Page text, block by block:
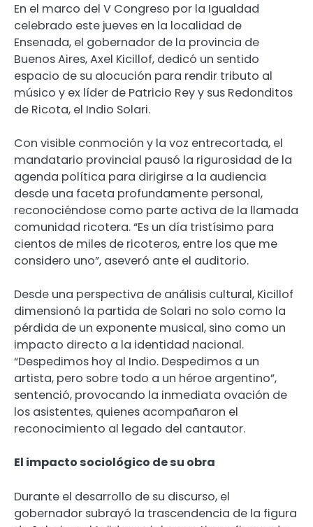
En el marco del V Congreso por la Igualdad
celebrado este jueves en la localidad de
Ensenada, el gobernador de la provincia de
Buenos Aires, Axel Kicillof, dedicó un sentido
espacio de su alocución para rendir tributo al
músico y ex líder de Patricio Rey y sus Redonditos
de Ricota, el Indio Solari.
Con visible conmoción y la voz entrecortada, el
mandatario provincial pausó la rigurosidad de la
agenda política para dirigirse a la audiencia
desde una faceta profundamente personal,
reconociéndose como parte activa de la llamada
comunidad ricotera. “Es un día tristísimo para
cientos de miles de ricoteros, entre los que me
considero uno”, aseveró ante el auditorio.
Desde una perspectiva de análisis cultural, Kicillof
dimensionó la partida de Solari no solo como la
pérdida de un exponente musical, sino como un
impacto directo a la identidad nacional.
“Despedimos hoy al Indio. Despedimos a un
artista, pero sobre todo a un héroe argentino”,
sentenció, provocando la inmediata ovación de
los asistentes, quienes acompañaron el
reconocimiento al legado del cantautor.
El impacto sociológico de su obra
Durante el desarrollo de su discurso, el
gobernador subrayó la trascendencia de la figura